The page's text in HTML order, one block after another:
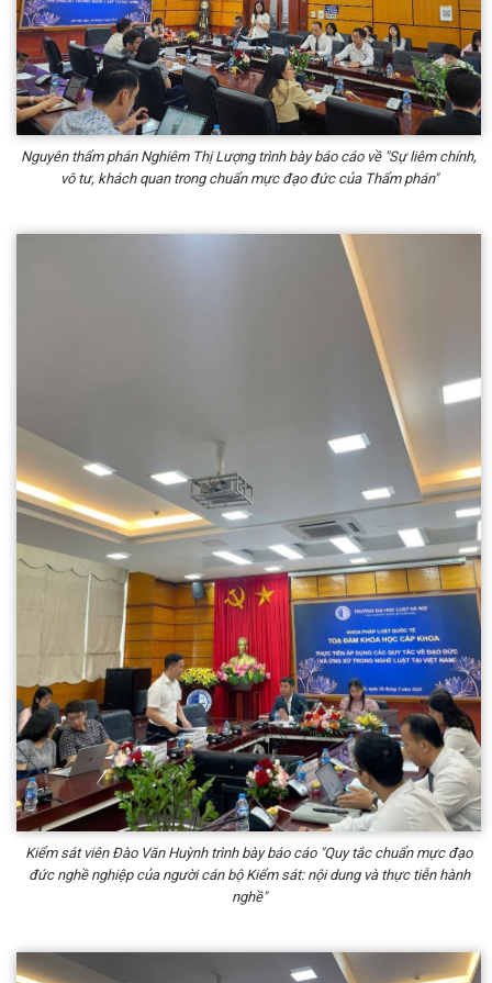
Nguyên thẩm phán Nghiêm Thị Lượng trình bày báo cáo về "Sự liêm chính,
vô tư, khách quan trong chuẩn mực đạo đức của Thẩm phán"
Kiểm sát viên Đào Văn Huỳnh trình bày báo cáo "Quy tắc chuẩn mực đạo
đức nghề nghiệp của người cán bộ Kiểm sát: nội dung và thực tiễn hành
nghề"